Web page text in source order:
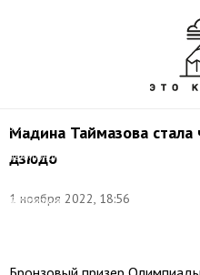
Мадина Таймазова
дзюдо
1 ноября 2022, 18:56
золотой
медалью
чемпионата
Федерация